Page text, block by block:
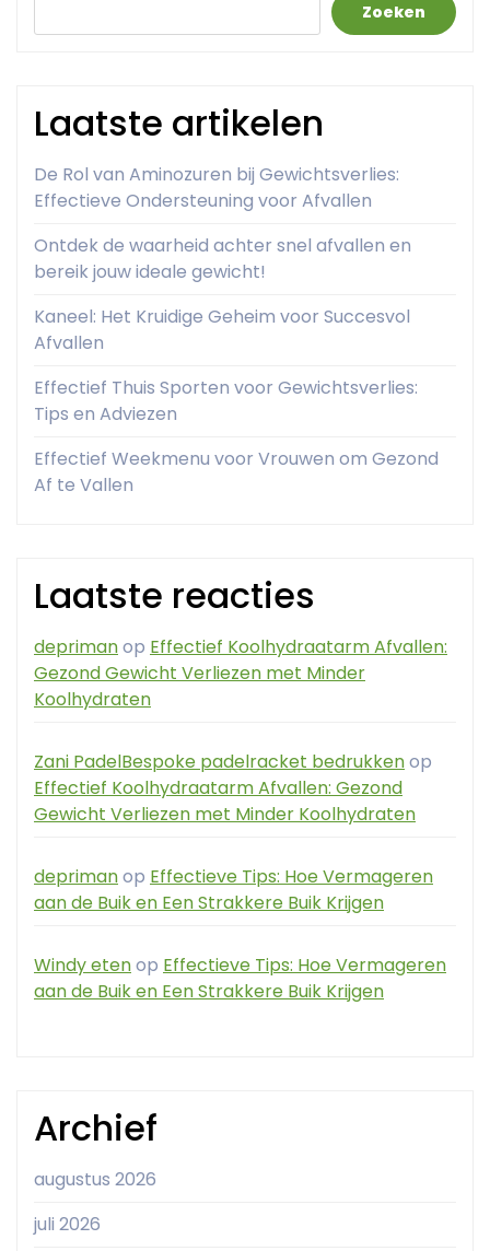
Zoeken
Laatste artikelen
De Rol van Aminozuren bij Gewichtsverlies:
Effectieve Ondersteuning voor Afvallen
Ontdek de waarheid achter snel afvallen en
bereik jouw ideale gewicht!
Kaneel: Het Kruidige Geheim voor Succesvol
Afvallen
Effectief Thuis Sporten voor Gewichtsverlies:
Tips en Adviezen
Effectief Weekmenu voor Vrouwen om Gezond
Af te Vallen
Laatste reacties
deprimanop Effectief Koolhydraatarm Afvallen:
Gezond Gewicht Verliezen met Minder
Koolhydraten
Zani PadelBespoke padelracket bedrukkenop
Effectief Koolhydraatarm Afvallen: Gezond
Gewicht Verliezen met Minder Koolhydraten
deprimanop Effectieve Tips: Hoe Vermageren
aan de Buik en Een Strakkere Buik Krijgen
Windy etenop Effectieve Tips: Hoe Vermageren
aan de Buik en Een Strakkere Buik Krijgen
Archief
augustus 2026
juli 2026